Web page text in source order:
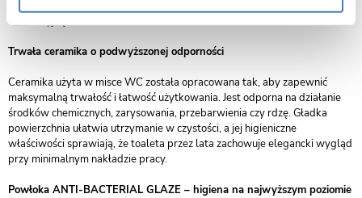
dekoracyjną.
Trwała ceramika o podwyższonej odporności
Ceramika użyta w misce WC została opracowana tak, aby zapewnić
maksymalną trwałość i łatwość użytkowania. Jest odporna na działanie
środków chemicznych, zarysowania, przebarwienia czy rdzę. Gładka
powierzchnia ułatwia utrzymanie w czystości, a jej higieniczne
właściwości sprawiają, że toaleta przez lata zachowuje elegancki wygląd
przy minimalnym nakładzie pracy.
Powłoka ANTI-BACTERIAL GLAZE – higiena na najwyższym poziomie